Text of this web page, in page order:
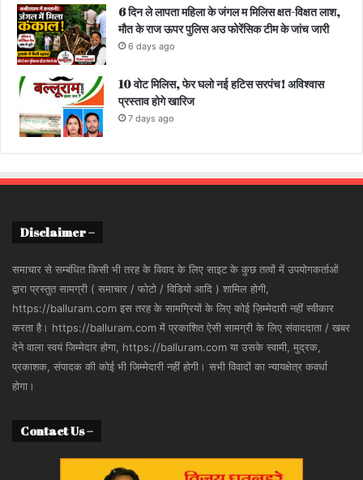
6 दिन ले लापता महिला के जंगल म मिलिस क्षत-विक्षत लाश,
मौत के राज ऊपर पुलिस अउ फोरेंसिक टीम के जांच जारी
6 days ago
10 वोट मिलिस, फेर घलो नई हटिस सरपंच! अविश्वास
प्रस्ताव होगे खारिज
7 days ago
Disclaimer –
समाचार से सम्बंधित किसी भी तरह के विवाद के लिए साइट के कुछ तत्वों में उपयोगकर्ताओं
द्वारा प्रस्तुत सामग्री ( समाचार / फोटो / विडियो आदि ) शामिल होगी,
https://balluram.com इस तरह के सामग्रियों के लिए कोई ज़िम्मेदारी नहीं स्वीकार
करता है। https://balluram.com में प्रकाशित ऐसी सामग्री के लिए संवाददाता / खबर
देने वाला स्वयं जिम्मेदार होगा, https://balluram.com या उसके स्वामी, मुद्रक,
प्रकाशक, संपादक की कोई भी जिम्मेदारी नहीं होगी। सभी विवादों का न्यायक्षेत्र कवर्धा
होगा।
Contact Us –